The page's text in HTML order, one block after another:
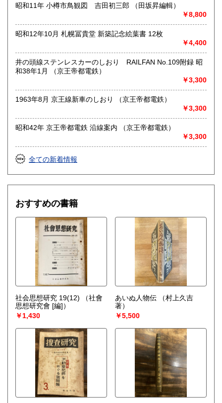
領収書をご希望されているお客様は、【必ず、お振込み/ご決
済前にご連絡ください】。お振込後/ご決済後には、ご希望に
沿えないことをご了承ください(即決ご注文をお選びの際に
は、ご注文の前後にご連絡ください)●
●御公費でのご購入の場合にも、「日本の古本屋」からのご注
文をお願い申し上げます。なお後払いでの公費ご購入は本体
価格3,000円以上からお受けいたします●
●お問い合わせはメールにて受け付けます。お名前、ご住所、
ご連絡先を記載のうえ、お問い合わせください●
沿線名：-
定休日：土日祝休&不定休
-
取り扱い分野
古書一般（その他）
昭和11年 小樽市鳥観図 吉田初三郎 （田坂昇編輯）
￥8,800
昭和12年10月 札幌冨貴堂 新築記念絵葉書 12枚
￥4,400
井の頭線ステンレスカーのしおり RAILFAN No.109附録 昭
和38年1月 （京王帝都電鉄）
￥3,300
1963年8月 京王線新車のしおり （京王帝都電鉄）
￥3,300
昭和42年 京王帝都電鉄 沿線案内 （京王帝都電鉄）
￥3,300
全ての新着情報
おすすめの書籍
社会思想研究 19(12)
（社會
思想研究會 [編]）
￥1,430
あいぬ人物伝
（村上久吉
著）
￥5,500